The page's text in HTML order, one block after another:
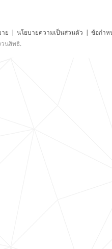
ย | นโยบายความเป็นส่วนตัว | ข้อกำห
นสิทธิ.